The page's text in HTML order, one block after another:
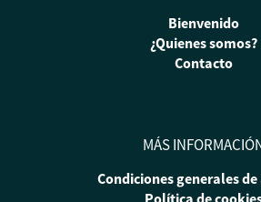
Bienvenido
¿Quienes somos?
Contacto
MÁS
Condiciones generales
Política de